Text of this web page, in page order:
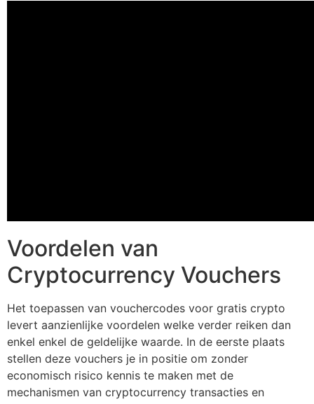
Voordelen van
Cryptocurrency Vouchers
Het toepassen van vouchercodes voor gratis crypto
levert aanzienlijke voordelen welke verder reiken dan
enkel enkel de geldelijke waarde. In de eerste plaats
stellen deze vouchers je in positie om zonder
economisch risico kennis te maken met de
mechanismen van cryptocurrency transacties en